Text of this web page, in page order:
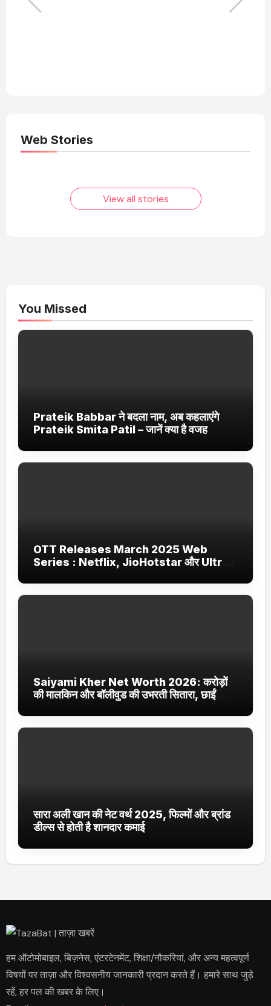
Web Stories
Elvish Yadav: एक
आम लड़के से यूट्यूबर
फिल्मों का जादू और उनका
View all stories
You Missed
Prateik Babbar ने बदला नाम, अब कहलाएंगे
Prateik Smita Patil – जानें क्या है वजह
OTT Releases March 2025 Web
Series : Netflix, JioHotstar और Ultra
Saiyami Kher Net Worth 2026: करोड़ों
की मालकिन और बॉलीवुड की उभरती सितारा, छाईं
सारा अली खान की नेट वर्थ 2025, फिल्मों और ब्रांड
डील्स से होती है शानदार कमाई
हम ऑटोमोबाइल, बिज़नेस, एंटरटेनमेंट, शिक्षा/नौकरियां, और अन्य महत्वपूर्ण
विषयों पर ताज़ा और विश्वसनीय जानकारी प्रदान करते हैं। हमारे साथ जुड़े
रहें, हर पल की खबर के लिए।